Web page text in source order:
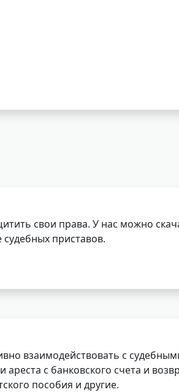
свои права. У нас можно
приставов.
взаимодействовать с
с банковского счета и
пособия и другие.